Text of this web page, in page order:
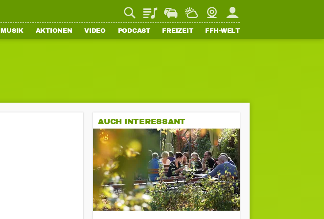
PlaylistStaupilotWetterWebcamMein FFH
MUSIK AKTIONEN VIDEO PODCAST FREIZEIT FFH-WELT
AUCH INTERESSANT